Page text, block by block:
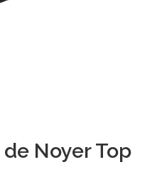
Noyer Top